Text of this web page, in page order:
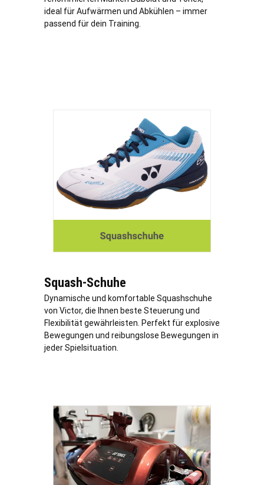
ideal für Aufwärmen und Abkühlen – immer
passend für dein Training.
Squash-Schuhe
Dynamische und komfortable Squashschuhe
von Victor, die Ihnen beste Steuerung und
Flexibilität gewährleisten. Perfekt für explosive
Bewegungen und reibungslose Bewegungen in
jeder Spielsituation.